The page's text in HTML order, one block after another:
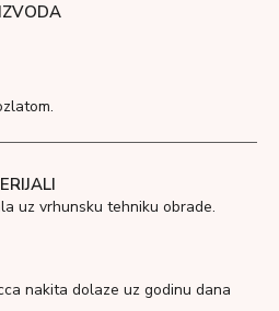
uz vrhunsku tehniku obrade.
nakita dolaze uz godinu dana